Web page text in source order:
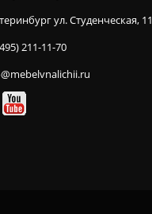
ул. Студенческая, 11
211-11-70